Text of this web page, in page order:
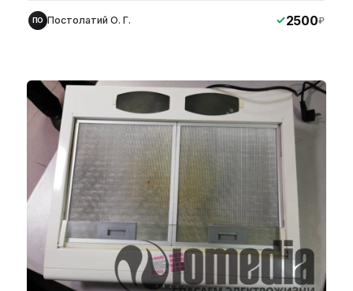
ПО Постолатий О. Г. 2500₽